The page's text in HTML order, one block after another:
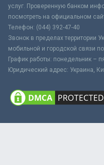
услуг. Проверенную банком
посмотреть на официальном
Телефон: (044) 392-47-40
Звонок в пределах территории
мобильной и городской связи
График работы: понедельник –
Юридический адрес: Украина,